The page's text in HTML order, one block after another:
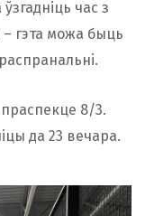
час з
– гэта можа быць
праспекце 8/3.
да 23 вечара.